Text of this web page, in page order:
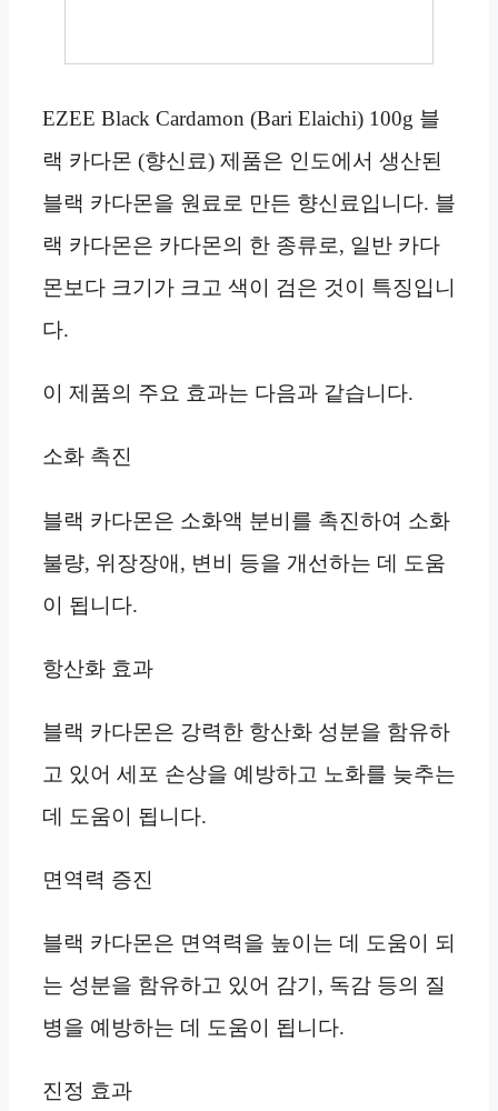
EZEE Black Cardamon (Bari Elaichi) 100g 블
랙 카다몬 (향신료) 제품은 인도에서 생산된
블랙 카다몬을 원료로 만든 향신료입니다. 블
랙 카다몬은 카다몬의 한 종류로, 일반 카다
몬보다 크기가 크고 색이 검은 것이 특징입니
다.
이 제품의 주요 효과는 다음과 같습니다.
소화 촉진
블랙 카다몬은 소화액 분비를 촉진하여 소화
불량, 위장장애, 변비 등을 개선하는 데 도움
이 됩니다.
항산화 효과
블랙 카다몬은 강력한 항산화 성분을 함유하
고 있어 세포 손상을 예방하고 노화를 늦추는
데 도움이 됩니다.
면역력 증진
블랙 카다몬은 면역력을 높이는 데 도움이 되
는 성분을 함유하고 있어 감기, 독감 등의 질
병을 예방하는 데 도움이 됩니다.
진정 효과